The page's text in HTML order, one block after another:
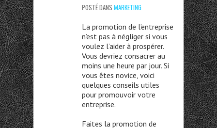
POSTÉ DANS MARKETING
La promotion de l’entreprise
n’est pas à négliger si vous
voulez l’aider à prospérer.
Vous devriez consacrer au
moins une heure par jour. Si
vous êtes novice, voici
quelques conseils utiles
pour promouvoir votre
entreprise.
Faites la promotion de